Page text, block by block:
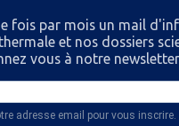
fois par mois un mail
et nos dossiers
vous à notre
adresse email pour vous inscrire.